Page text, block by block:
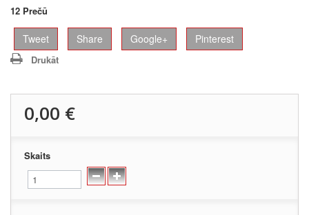
12 Prečū
Tweet Share Google+ Pinterest
Drukāt
0,00 €
Skaits